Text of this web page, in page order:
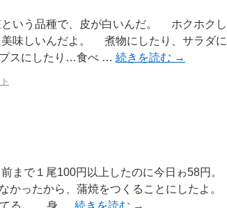
いう品種で、皮が白いんだ。 ホクホクし
味しいんだよ。 煮物にしたり、サラダに
プスにしたり…食べ … 続きを読む →
で１尾100円以上したのに今日ゎ58円。
ったから、蒲焼をつくることにしたよ。
てる。 身 … 続きを読む →